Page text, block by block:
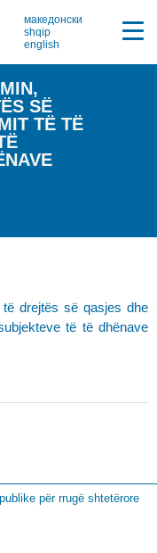
македонски
shqip
english
SË
TË TË
drejtës së qasjes dhe
të të dhënave
për rrugë shtetërore